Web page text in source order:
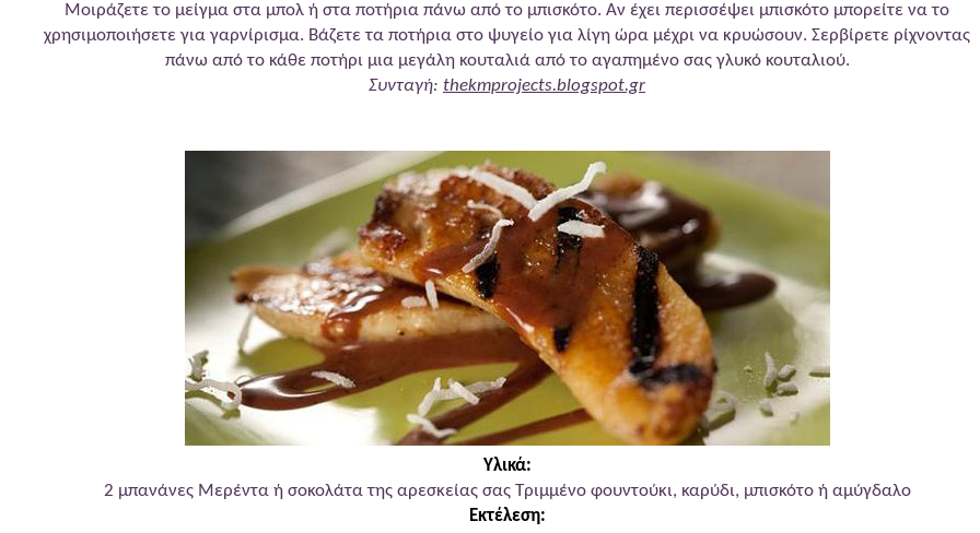
Μοιράζετε το μείγμα στα μπολ ή στα ποτήρια πάνω από το μπισκότο. Αν έχει περισσέψει μπισκότο μπορείτε να το
χρησιμοποιήσετε για γαρνίρισμα. Βάζετε τα ποτήρια στο ψυγείο για λίγη ώρα μέχρι να κρυώσουν. Σερβίρετε ρίχνοντας
πάνω από το κάθε ποτήρι μια μεγάλη κουταλιά από το αγαπημένο σας γλυκό κουταλιού.
Συνταγή: thekmprojects.blogspot.gr
Υλικά:
2 μπανάνες Μερέντα ή σοκολάτα της αρεσκείας σας Τριμμένο φουντούκι, καρύδι, μπισκότο ή αμύγδαλο
Εκτέλεση: